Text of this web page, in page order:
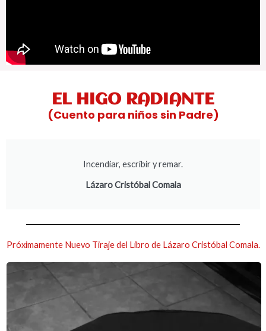
EL HIGO RADIANTE
(Cuento para niños sin Padre)
Incendiar, escribir y remar.
Lázaro Cristóbal Comala
Próximamente Nuevo Tiraje del Libro de Lázaro Cristóbal Comala.